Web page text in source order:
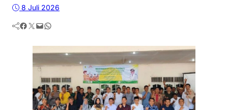
8 Juli 2026
Facebook Twitter Mail WhatsApp